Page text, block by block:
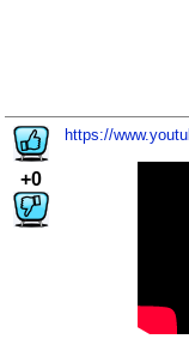
+0
https://